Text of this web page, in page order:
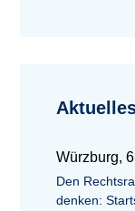
Würzburg,
Den
denken: